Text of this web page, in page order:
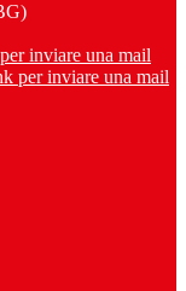
inviare una mail
per inviare una mail